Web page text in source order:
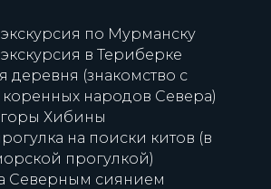
по Мурманску
в Териберке
деревня (знакомство с
коренных народов Севера)
горы Хибины
на поиски китов (в
прогулкой)
Северным сиянием